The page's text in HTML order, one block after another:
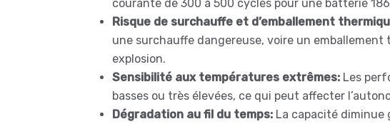
courante de 300 à 500 cycles pour une batterie
Risque de surchauffe et d’emballement
une surchauffe dangereuse, voire un
explosion.
Sensibilité aux températures extrêmes: Les
basses ou très élevées, ce qui peut affecter
Dégradation au fil du temps: La capacité diminue